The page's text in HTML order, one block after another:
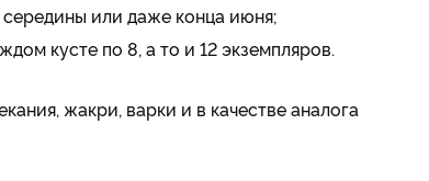
или даже конца июня;
кусте по 8, а то и 12 экземпляров.
жакри, варки и в качестве аналога